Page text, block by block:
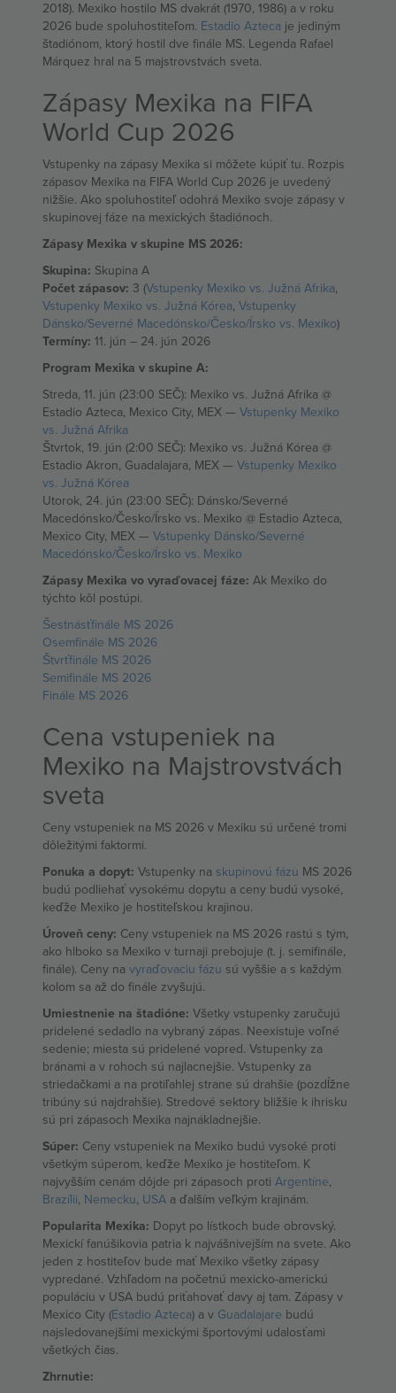
2018). Mexiko hostilo MS dvakrát (1970, 1986) a v roku
2026 bude spoluhostiteľom. Estadio Azteca je jediným
štadiónom, ktorý hostil dve finále MS. Legenda Rafael
Márquez hral na 5 majstrovstvách sveta.
Zápasy Mexika na FIFA
World Cup 2026
Vstupenky na zápasy Mexika si môžete kúpiť tu. Rozpis
zápasov Mexika na FIFA World Cup 2026 je uvedený
nižšie. Ako spoluhostiteľ odohrá Mexiko svoje zápasy v
skupinovej fáze na mexických štadiónoch.
Zápasy Mexika v skupine MS 2026:
Skupina: Skupina A
Počet zápasov: 3 (Vstupenky Mexiko vs. Južná Afrika,
Vstupenky Mexiko vs. Južná Kórea, Vstupenky
Dánsko/Severné Macedónsko/Česko/Írsko vs. Mexiko)
Termíny: 11. jún – 24. jún 2026
Program Mexika v skupine A:
Streda, 11. jún (23:00 SEČ): Mexiko vs. Južná Afrika @
Estadio Azteca, Mexico City, MEX — Vstupenky Mexiko
vs. Južná Afrika
Štvrtok, 19. jún (2:00 SEČ): Mexiko vs. Južná Kórea @
Estadio Akron, Guadalajara, MEX — Vstupenky Mexiko
vs. Južná Kórea
Utorok, 24. jún (23:00 SEČ): Dánsko/Severné
Macedónsko/Česko/Írsko vs. Mexiko @ Estadio Azteca,
Mexico City, MEX — Vstupenky Dánsko/Severné
Macedónsko/Česko/Írsko vs. Mexiko
Zápasy Mexika vo vyraďovacej fáze: Ak Mexiko do
týchto kôl postúpi.
Šestnásťfinále MS 2026
Osemfinále MS 2026
Štvrťfinále MS 2026
Semifinále MS 2026
Finále MS 2026
Cena vstupeniek na
Mexiko na Majstrovstvách
sveta
Ceny vstupeniek na MS 2026 v Mexiku sú určené tromi
dôležitými faktormi.
Ponuka a dopyt: Vstupenky na skupinovú fázu MS 2026
budú podliehať vysokému dopytu a ceny budú vysoké,
keďže Mexiko je hostiteľskou krajinou.
Úroveň ceny: Ceny vstupeniek na MS 2026 rastú s tým,
ako hlboko sa Mexiko v turnaji prebojuje (t. j. semifinále,
finále). Ceny na vyraďovaciu fázu sú vyššie a s každým
kolom sa až do finále zvyšujú.
Umiestnenie na štadióne: Všetky vstupenky zaručujú
pridelené sedadlo na vybraný zápas. Neexistuje voľné
sedenie; miesta sú pridelené vopred. Vstupenky za
bránami a v rohoch sú najlacnejšie. Vstupenky za
striedačkami a na protiľahlej strane sú drahšie (pozdĺžne
tribúny sú najdrahšie). Stredové sektory bližšie k ihrisku
sú pri zápasoch Mexika najnákladnejšie.
Súper: Ceny vstupeniek na Mexiko budú vysoké proti
všetkým súperom, keďže Mexiko je hostiteľom. K
najvyšším cenám dôjde pri zápasoch proti Argentíne,
Brazílii, Nemecku, USA a ďalším veľkým krajinám.
Popularita Mexika: Dopyt po lístkoch bude obrovský.
Mexickí fanúšikovia patria k najvášnivejším na svete. Ako
jeden z hostiteľov bude mať Mexiko všetky zápasy
vypredané. Vzhľadom na početnú mexicko-americkú
populáciu v USA budú priťahovať davy aj tam. Zápasy v
Mexico City (Estadio Azteca) a v Guadalajare budú
najsledovanejšími mexickými športovými udalosťami
všetkých čias.
Zhrnutie: